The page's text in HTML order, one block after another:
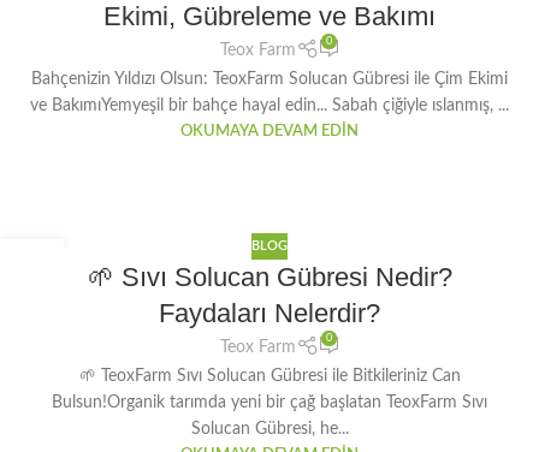
Ekimi, Gübreleme ve Bakımı
Teox Farm
0
Bahçenizin Yıldızı Olsun: TeoxFarm Solucan Gübresi ile Çim Ekimi
ve BakımıYemyeşil bir bahçe hayal edin... Sabah çiğiyle ıslanmış, ...
OKUMAYA DEVAM EDIN
BLOG
🌱 Sıvı Solucan Gübresi Nedir?
Faydaları Nelerdir?
Teox Farm
0
🌱 TeoxFarm Sıvı Solucan Gübresi ile Bitkileriniz Can
Bulsun!Organik tarımda yeni bir çağ başlatan TeoxFarm Sıvı
Solucan Gübresi, he...